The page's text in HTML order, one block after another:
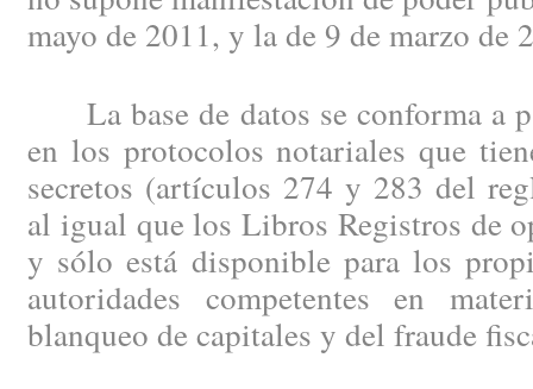
mayo de 2011, y la de 9 de marzo de
La base de datos se conforma a
en los protocolos notariales que
secretos (artículos 274 y 283 del
al igual que los Libros Registros de
y sólo está disponible para los
autoridades competentes en
blanqueo de capitales y del fraude